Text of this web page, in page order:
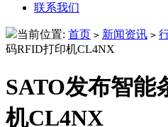
联系我们
当前位置: 首页 > 新闻资讯 >
码RFID打印机CL4NX
SATO发布智能
机CL4NX